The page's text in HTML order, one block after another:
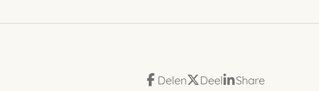
Delen Deel Share